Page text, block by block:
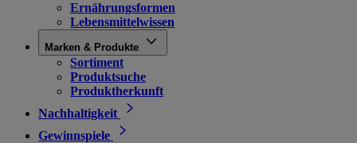
Ernährungsformen
Lebensmittelwissen
Marken & Produkte
Sortiment
Produktsuche
Produktherkunft
Nachhaltigkeit
Gewinnspiele